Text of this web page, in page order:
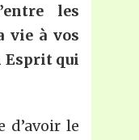
les
vie à vos
Esprit qui
d’avoir le